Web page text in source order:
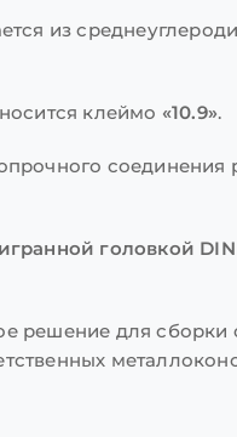
из
клеймо «10.9».
соединения
головкой DIN
решение для сборки